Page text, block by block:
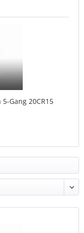
Gang 20CR15